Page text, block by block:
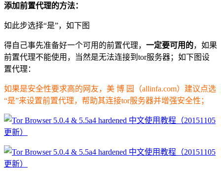
添加前置代理的方法：
如此步选择“是”，如下图
得自己事先准备好一个可用的前置代理， 一定要可用的，如果
前置代理不能使用，当然是无法连接到tor服务器；如下图设
置代理：
如果是安全性要求高的网友，美 博 园（allinfa.com）建议点选
“是”来设置前置代理，帮助其连接tor服务器并增强安全性；